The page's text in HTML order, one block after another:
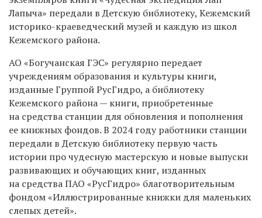
Лапыча» передали в Детскую библиотеку, Кежемский
историко-краеведческий музей и каждую из школ
Кежемского района.
АО «Богучанская ГЭС» регулярно передает
учреждениям образования и культуры книги,
изданные Группой РусГидро, а библиотеку
Кежемского района — книги, приобретенные
на средства станции для обновления и пополнения
ее книжных фондов. В 2024 году работники станции
передали в Детскую библиотеку первую часть
истории про чудесную мастерскую и новые выпуски
развивающих и обучающих книг, изданных
на средства ПАО «РусГидро» благотворительным
фондом «Иллюстрированные книжки для маленьких
слепых детей».